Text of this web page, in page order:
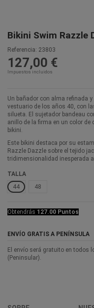
Bikini Swim Razzle
Referencia: 23803
127,00 €
Impuestos incluidos
Un bañador con alma refinada
vestuario de los años 40, con
silueta. El sujetador bandeau
anillo de la firma en un color de
bikini.
Este bikini destaca por su
Razzle Dazzle sobre el tejido
tridimensionalidad inesperada a
TALLA
44
48
Obtendrás 127.00 Puntos
ENVÍO GRATIS A PENÍNSULA
El envío será gratuito en todos
(Peninsular).